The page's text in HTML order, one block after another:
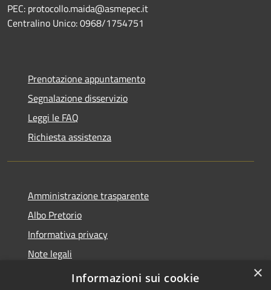
PEC: protocollo.maida@asmepec.it
Centralino Unico: 0968/1754751
Prenotazione appuntamento
Segnalazione disservizio
Leggi le FAQ
Richiesta assistenza
Amministrazione trasparente
Albo Pretorio
Informativa privacy
Note legali
Dichiarazione di accessibilità
×
Informazioni sui cookie